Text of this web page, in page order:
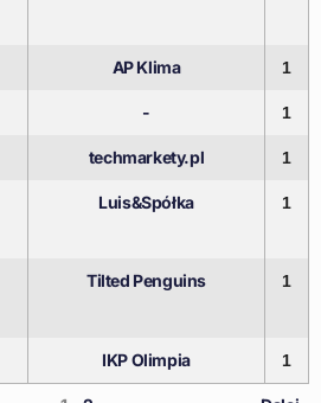
AP Klima 1
- 1
techmarkety.pl 1
Luis&Spółka 1
Tilted Penguins 1
IKP Olimpia 1